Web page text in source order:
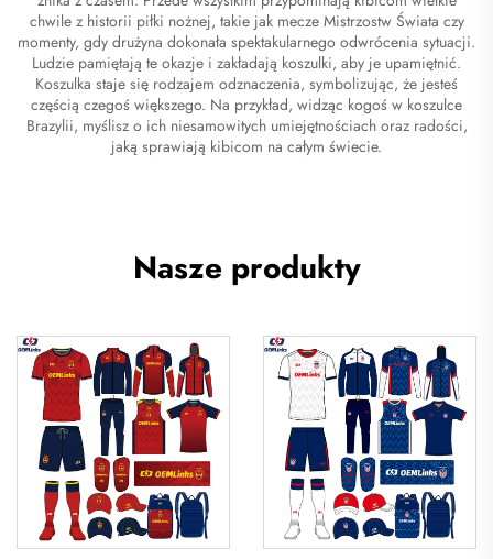
chwile z historii piłki nożnej, takie jak mecze Mistrzostw Świata czy
momenty, gdy drużyna dokonała spektakularnego odwrócenia sytuacji.
Ludzie pamiętają te okazje i zakładają koszulki, aby je upamiętnić.
Koszulka staje się rodzajem odznaczenia, symbolizując, że jesteś
częścią czegoś większego. Na przykład, widząc kogoś w koszulce
Brazylii, myślisz o ich niesamowitych umiejętnościach oraz radości,
jaką sprawiają kibicom na całym świecie.
Nasze produkty